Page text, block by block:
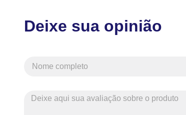
Deixe sua opinião